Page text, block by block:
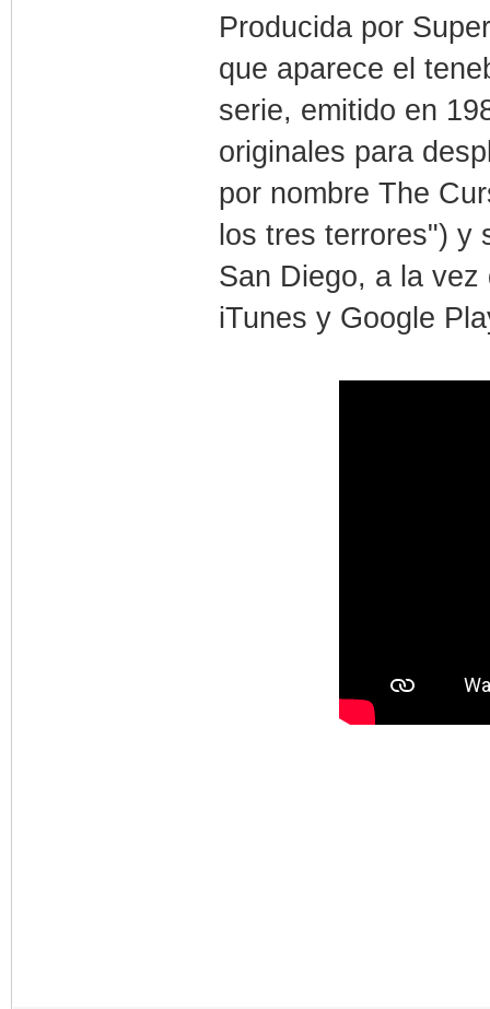
Producida por
que aparece el
serie, emitido en
originales para
por nombre The
los tres terrores") y
San Diego, a la
iTunes y Google